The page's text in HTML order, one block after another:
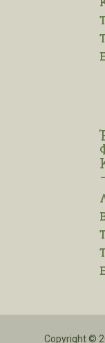
Copyright ©